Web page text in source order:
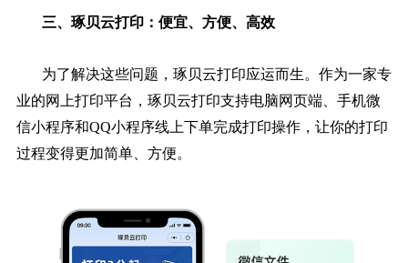
三、琢贝云打印：便宜、方便、高效
为了解决这些问题，琢贝云打印应运而生。作为一家专
业的网上打印平台，琢贝云打印支持电脑网页端、手机微
信小程序和QQ小程序线上下单完成打印操作，让你的打印
过程变得更加简单、方便。